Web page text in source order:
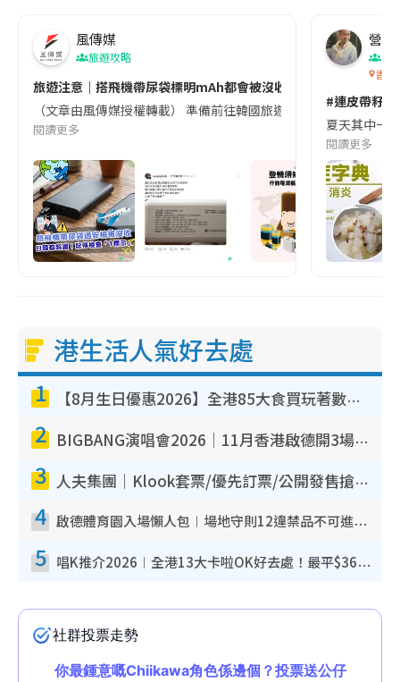
風傳媒
旅遊攻略
旅遊注意｜搭飛機帶尿袋標明mAh都會被沒收😱出發前切記檢查
（文章由風傳媒授權轉載） 準備前往韓國旅遊的民眾，近期要
閱讀更多
營養
香港
#連皮帶籽
夏天其中一
閱讀更多
港生活人氣好去處
1 【8月生日優惠2026】全港85大食買玩著數攻略 自助餐/火鍋放題同行免費＋誠品/DONKI送現金券
2 BIGBANG演唱會2026｜11月香港啟德開3場！實名制VIP申請、優先購票攻略
3 人夫集團｜Klook套票/優先訂票/公開發售搶飛攻略！附票價.購票連結.場地座位表
4 啟德體育園入場懶人包︱場地守則12違禁品不可進場准帶細水樽但全場禁樽蓋！應援牌有限制！
5 唱K推介2026︱全港13大卡啦OK好去處！最平$36起 日文K都有！(附地址+收費詳情)